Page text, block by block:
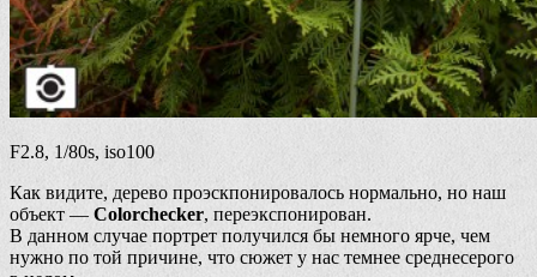
F2.8, 1/80s, iso100
Как видите, дерево проэскпонировалось нормально, но наш
объект — Colorchecker, переэкспонирован.
В данном случае портрет получился бы немного ярче, чем
нужно по той причине, что сюжет у нас темнее среднесерого